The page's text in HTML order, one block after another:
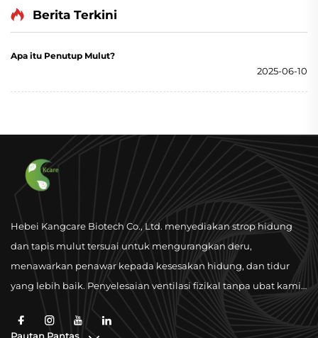
FesyenHiasan stiker mulut telah menjadi item yang modis
di kalangan generasi muda, terutamanya Gen Z a...
Berita Terkini
Apa itu Penutup Mulut?
2025-06-10
Hebei Kangcare Biotech Co., Ltd. menyediakan strop hidung
dan tapis mulut tersuai untuk mengurangkan deru,
menawarkan penawar kepada kesesakan hidung, dan tidur
yang lebih baik. Penyelesaian ventilasi fizikal tanpa ubat kami
berkualiti tinggi dan sokongan kelayakan global.
Pautan Pantas